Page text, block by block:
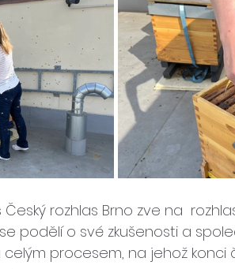
rozhlas Brno zve na
podělí o své zkušenosti a
procesem, na jehož konci